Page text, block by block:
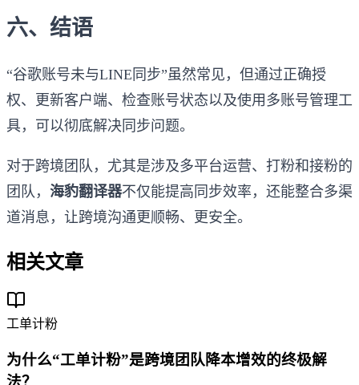
六、结语
“谷歌账号未与LINE同步”虽然常见，但通过正确授
权、更新客户端、检查账号状态以及使用多账号管理工
具，可以彻底解决同步问题。
对于跨境团队，尤其是涉及多平台运营、打粉和接粉的
团队， 海豹翻译器不仅能提高同步效率，还能整合多渠
道消息，让跨境沟通更顺畅、更安全。
相关文章
工单计粉
为什么“工单计粉”是跨境团队降本增效的终极解
法？